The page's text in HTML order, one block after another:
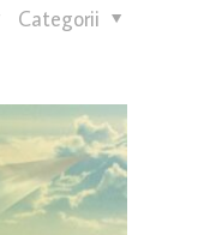
Categorii